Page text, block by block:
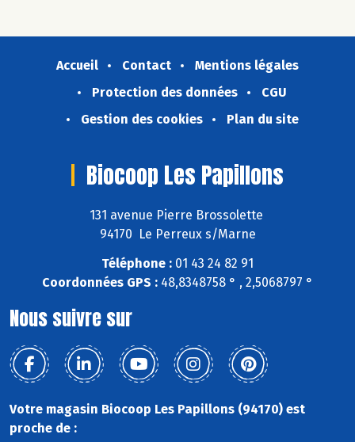
Accueil Contact
Mentions légales
Protection des données
CGU
Gestion des cookies
Plan du site
Biocoop Les Papillons
131 avenue Pierre Brossolette
94170 Le Perreux s/Marne
Téléphone : 01 43 24 82 91
Coordonnées GPS : 48,8348758 ° , 2,5068797 °
Nous suivre sur
Votre magasin Biocoop Les Papillons (94170) est
proche de :